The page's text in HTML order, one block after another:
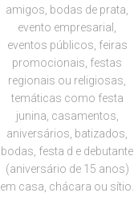
amigos, bodas de prata,
evento empresarial,
eventos públicos, feiras
promocionais, festas
regionais ou religiosas,
temáticas como festa
junina, casamentos,
aniversários, batizados,
bodas, festa d e debutante
(aniversário de 15 anos)
em casa, chácara ou sítio.